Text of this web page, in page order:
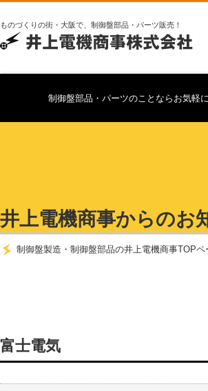
ものづくりの街・大阪で、制御盤部品・パーツ販売！
制御盤部品・パーツのことならお気軽
井上電機商事からのお
制御盤製造・制御盤部品の井上電機商事TOPペ
富士電気